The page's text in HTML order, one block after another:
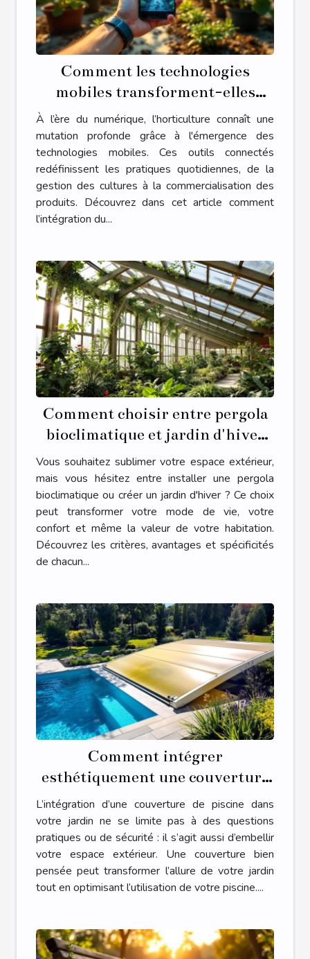
Comment les technologies
mobiles transforment-elles
l'horticulture ?
À l’ère du numérique, l’horticulture connaît une
mutation profonde grâce à l'émergence des
technologies mobiles. Ces outils connectés
redéfinissent les pratiques quotidiennes, de la
gestion des cultures à la commercialisation des
produits. Découvrez dans cet article comment
l’intégration du...
Comment choisir entre pergola
bioclimatique et jardin d'hiver
pour votre espace extérieur ?
Vous souhaitez sublimer votre espace extérieur,
mais vous hésitez entre installer une pergola
bioclimatique ou créer un jardin d'hiver ? Ce choix
peut transformer votre mode de vie, votre
confort et même la valeur de votre habitation.
Découvrez les critères, avantages et spécificités
de chacun...
Comment intégrer
esthétiquement une couverture
de piscine dans votre jardin ?
L’intégration d’une couverture de piscine dans
votre jardin ne se limite pas à des questions
pratiques ou de sécurité : il s’agit aussi d’embellir
votre espace extérieur. Une couverture bien
pensée peut transformer l’allure de votre jardin
tout en optimisant l’utilisation de votre piscine....